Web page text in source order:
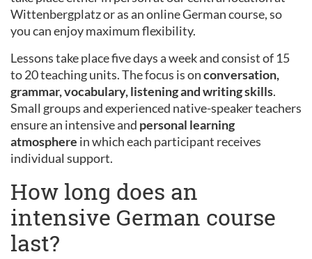
Wittenbergplatz or as an online German course, so
you can enjoy maximum flexibility.
Lessons take place five days a week and consist of 15
to 20 teaching units. The focus is onconversation,
grammar, vocabulary, listening and writing skills.
Small groups and experienced native-speaker teachers
ensure an intensive and personal learning
atmosphere in which each participant receives
individual support.
How long does an
intensive German course
last?